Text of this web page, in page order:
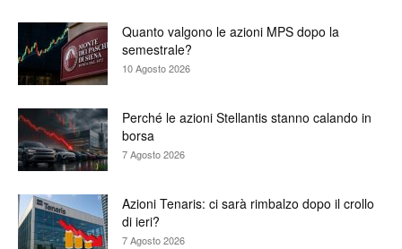
Quanto valgono le azioni MPS dopo la
semestrale?
10 Agosto 2026
Perché le azioni Stellantis stanno calando in
borsa
7 Agosto 2026
Azioni Tenaris: ci sarà rimbalzo dopo il crollo
di ieri?
7 Agosto 2026